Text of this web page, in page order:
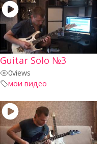
Guitar Solo №3
0views
мои видео